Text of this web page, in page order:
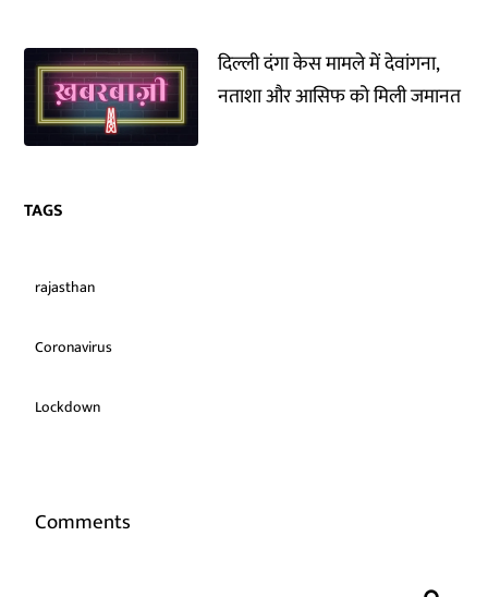
दिल्ली दंगा केस मामले में देवांगना,
नताशा और आसिफ को मिली जमानत
TAGS
rajasthan
Coronavirus
Lockdown
Comments